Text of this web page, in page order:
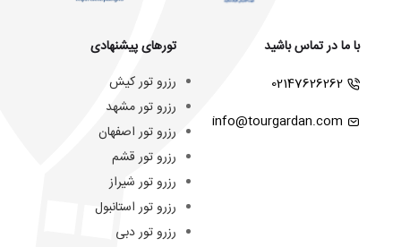
با ما در تماس باشید
02147626262
info@tourgardan.com
تورهای پیشنهادی
رزرو تور کیش
رزرو تور مشهد
رزرو تور اصفهان
رزرو تور قشم
رزرو تور شیراز
رزرو تور استانبول
رزرو تور دبی